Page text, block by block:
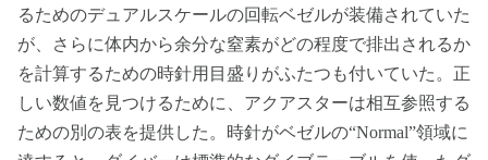
るためのデュアルスケールの回転ベゼルが装備されていた
が、さらに体内から余分な窒素がどの程度で排出されるか
を計算するための時針用目盛りがふたつも付いていた。正
しい数値を見つけるために、アクアスターは相互参照する
ための別の表を提供した。時針がベゼルの“Normal”領域に